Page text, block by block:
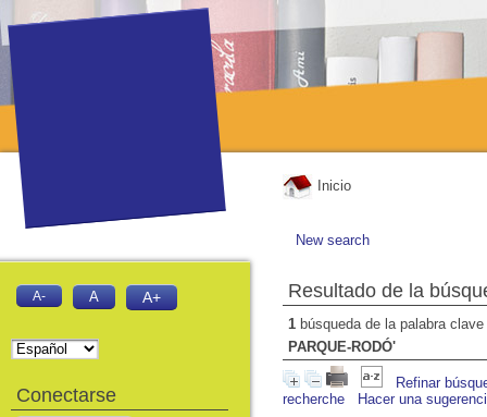
Inicio
New search
Resultado de la
1 búsqueda de la palabra clave
PARQUE-RODÓ'
Refinar
recherche
Hacer una
A- A A+
Conectarse